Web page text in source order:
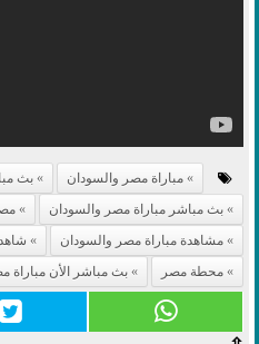
مباراة مصر والسودان
بث
بث مباشر مباراة مصر والسودان
مشاهدة مباراة مصر والسودان
محطة مصر
بث مباشر الأن مباراة